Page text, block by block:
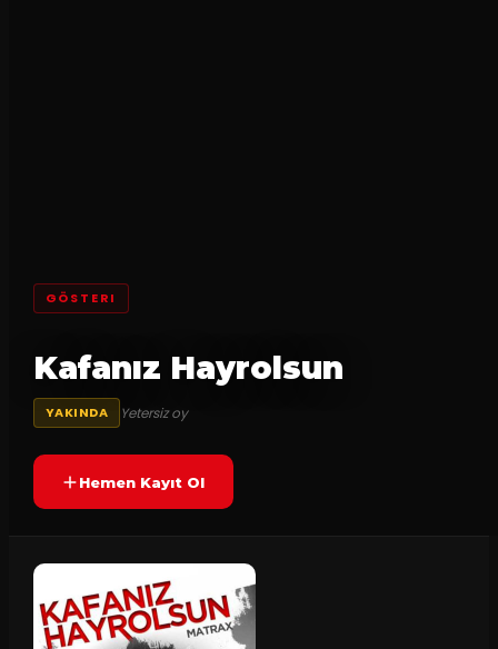
GÖSTERI
Kafanız Hayrolsun
YAKINDA Yetersiz oy
Hemen Kayıt Ol